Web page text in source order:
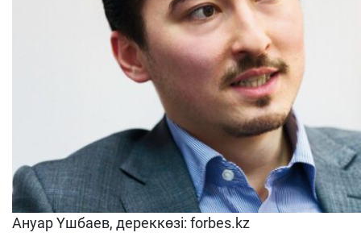
Ануар Үшбаев, дереккөзі: forbes.kz